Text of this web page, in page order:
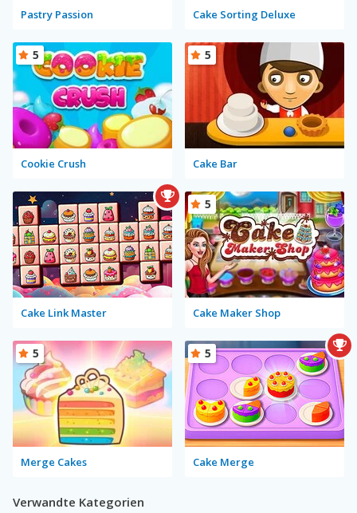
Pastry Passion Cake Sorting Deluxe
Cookie Crush
5
Cake Bar
5
Cake Link Master Cake Maker Shop
5
Merge Cakes
5
Cake Merge
5
Verwandte Kategorien